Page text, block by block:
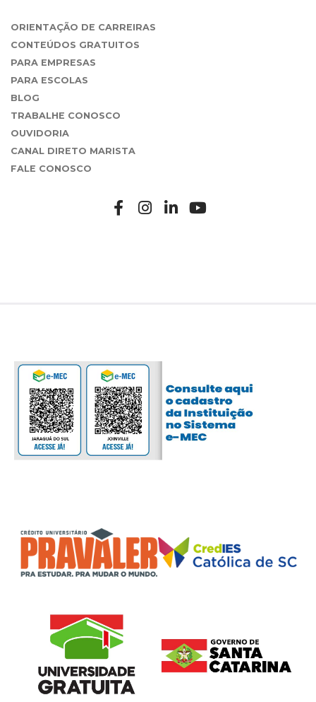
ORIENTAÇÃO DE CARREIRAS
CONTEÚDOS GRATUITOS
PARA EMPRESAS
PARA ESCOLAS
BLOG
TRABALHE CONOSCO
OUVIDORIA
CANAL DIRETO MARISTA
FALE CONOSCO